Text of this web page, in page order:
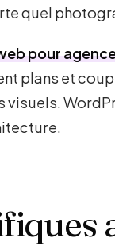
quel
pour
plans et